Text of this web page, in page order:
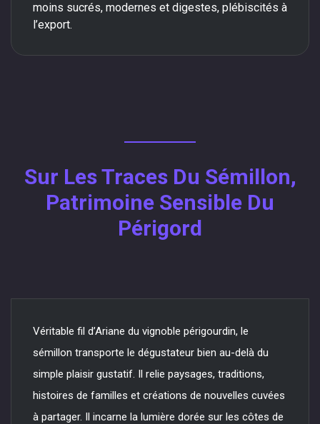
moins sucrés, modernes et digestes, plébiscités à
l’export.
Sur Les Traces Du Sémillon,
Patrimoine Sensible Du
Périgord
Véritable fil d’Ariane du vignoble périgourdin, le
sémillon transporte le dégustateur bien au-delà du
simple plaisir gustatif. Il relie paysages, traditions,
histoires de familles et créations de nouvelles cuvées
à partager. Il incarne la lumière dorée sur les côtes de